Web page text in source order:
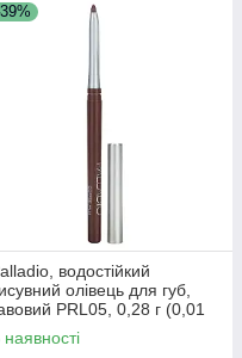
водостійкий
олівець для губ,
PRL05, 0,28 г (0,01
наявності